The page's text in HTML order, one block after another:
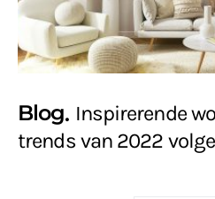
Blog Inspirerende
trends van 2022